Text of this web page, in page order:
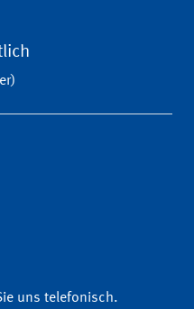
uns telefonisch.